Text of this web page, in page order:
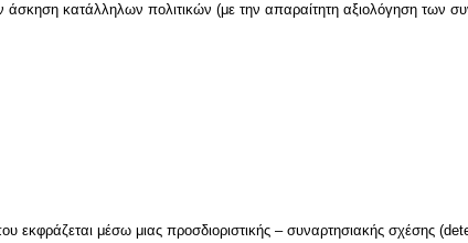
άσκηση κατάλληλων πολιτικών (με την απαραίτητη αξιολόγηση των
εκφράζεται μέσω μιας προσδιοριστικής – συναρτησιακής σχέσης